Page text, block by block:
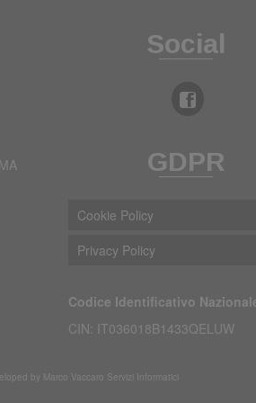
Social
GDPR
Cookie Policy
Privacy Policy
Codice Identificativo
CIN: IT036018B1433QELUW
by Marco Vaccaro Servizi Informatici